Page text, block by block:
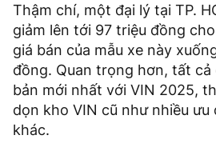
Thậm chí, một đại lý tại TP.
giảm lên tới 97 triệu đồng
giá bán của mẫu xe này
đồng. Quan trọng hơn, tất cả
bản mới nhất với VIN 2025,
dọn kho VIN cũ như nhiều ưu
khác.